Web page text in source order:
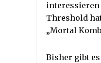
interessieren
Threshold
„Mortal
Bisher gibt